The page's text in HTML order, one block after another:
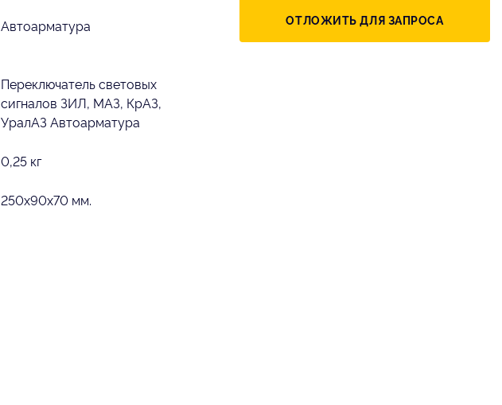
Автоарматура
Переключатель световых
сигналов ЗИЛ, МАЗ, КрАЗ,
УралАЗ Автоарматура
0,25 кг
250х90х70 мм.
ОТЛОЖИТЬ ДЛЯ ЗАПРОСА